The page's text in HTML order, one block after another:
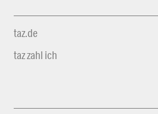
taz.de
taz zahl ich